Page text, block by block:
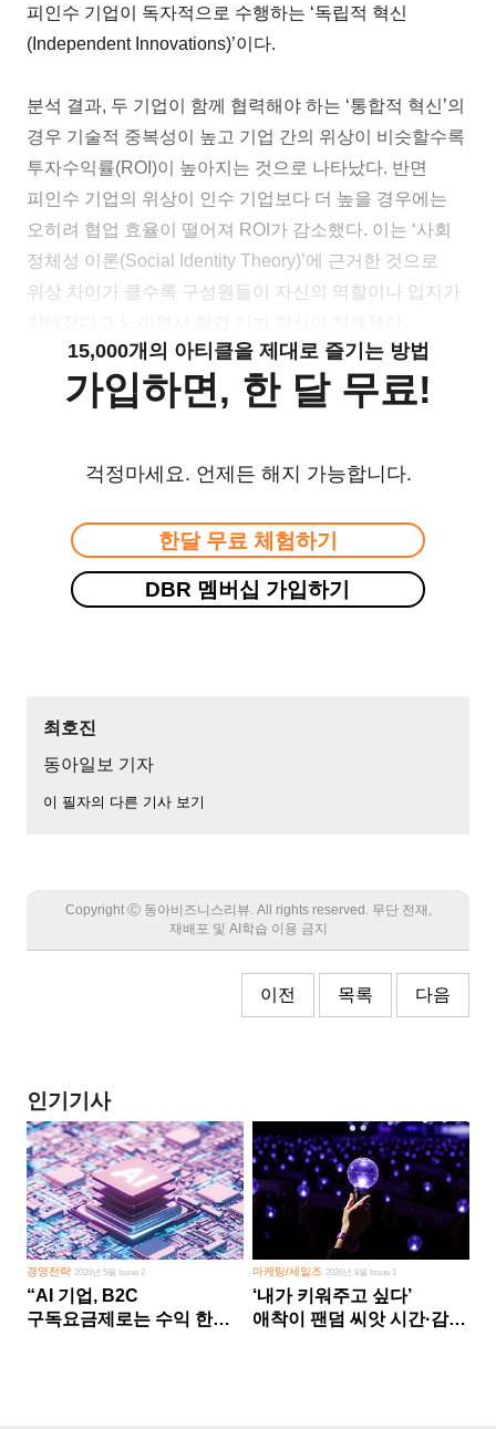
피인수 기업이 독자적으로 수행하는 ‘독립적 혁신
(Independent Innovations)’이다.
분석 결과, 두 기업이 함께 협력해야 하는 ‘통합적 혁신’의
경우 기술적 중복성이 높고 기업 간의 위상이 비슷할수록
투자수익률(ROI)이 높아지는 것으로 나타났다. 반면
피인수 기업의 위상이 인수 기업보다 더 높을 경우에는
오히려 협업 효율이 떨어져 ROI가 감소했다. 이는 ‘사회
정체성 이론(Social Identity Theory)’에 근거한 것으로
위상 차이가 클수록 구성원들이 자신의 역할이나 입지가
15,000개의 아티클을 제대로 즐기는 방법
가입하면, 한 달 무료!
걱정마세요. 언제든 해지 가능합니다.
한달 무료 체험하기
DBR 멤버십 가입하기
최호진
동아일보 기자
이 필자의 다른 기사 보기
Copyright Ⓒ 동아비즈니스리뷰. All rights reserved. 무단 전재,
재배포 및 AI학습 이용 금지
이전 목록 다음
인기기사
경영전략 2026년 5월 Issue 2
“AI 기업, B2C
구독요금제로는 수익 한계
마케팅/세일즈 2026년 8월 Issue 1
‘내가 키워주고 싶다’
애착이 팬덤 씨앗 시간·감정